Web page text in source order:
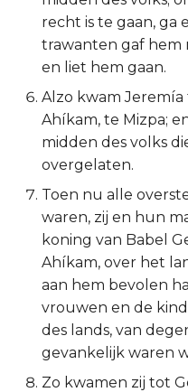
Filémon
Hebreeën
Jakobus
1 Petrus
2 Petrus
1 Johannes
2 Johannes
3 Johannes
Judas
recht is te gaan, ga
trawanten gaf hem
en liet hem gaan.
Alzo kwam Jeremía
Ahíkam, te Mizpa;
midden des volks
overgelaten.
Toen nu alle
waren, zij en hun
koning van Babel
Ahíkam, over het
aan hem bevolen
vrouwen en de
des lands, van
gevankelijk waren
Zo kwamen zij tot